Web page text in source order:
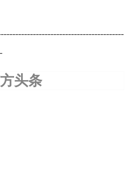
头条